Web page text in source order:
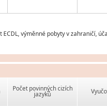
výměnné pobyty v zahraničí,
Počet povinných cizích
jazyků